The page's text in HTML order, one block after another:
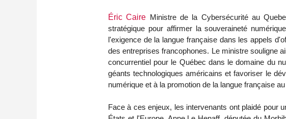
Éric Caire Ministre de la Cybersécurité au
stratégique pour affirmer la souveraineté
l'exigence de la langue française dans les appels
des entreprises francophones. Le ministre souligne
concurrentiel pour le Québec dans le domaine du
géants technologiques américains et favoriser le
numérique et à la promotion de la langue française
Face à ces enjeux, les intervenants ont plaidé pour